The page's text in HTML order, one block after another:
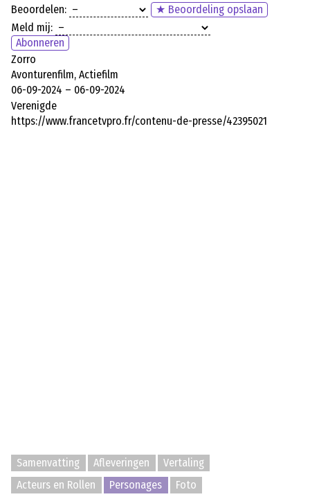
Beoordelen:
★ Beoordeling opslaan
Meld mij:
Abonneren
Zorro
Avonturenfilm, Actiefilm
06-09-2024 – 06-09-2024
Verenigde
https://www.francetvpro.fr/contenu-de-presse/42395021
Samenvatting Afleveringen
Vertaling
Acteurs en Rollen
Personages Foto